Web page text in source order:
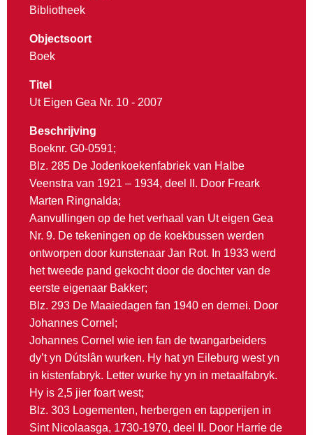
Bibliotheek
Objectsoort
Boek
Titel
Ut Eigen Gea Nr. 10 - 2007
Beschrijving
Boeknr. G0-0591;
Blz. 285 De Jodenkoekenfabriek van Halbe
Veenstra van 1921 – 1934, deel II. Door Freark
Marten Ringnalda;
Aanvullingen op de het verhaal van Ut eigen Gea
Nr. 9. De tekeningen op de koekbussen werden
ontworpen door kunstenaar Jan Rot. In 1933 werd
het tweede pand gekocht door de dochter van de
eerste eigenaar Bakker;
Blz. 293 De Maaiedagen fan 1940 en dernei. Door
Johannes Cornel;
Johannes Cornel wie ien fan de twangarbeiders
dy’t yn Dútslân wurken. Hy hat yn Eileburg west yn
in kistenfabryk. Letter wurke hy yn in metaalfabryk.
Hy is 2,5 jier foart west;
Blz. 303 Logementen, herbergen en tapperijen in
Sint Nicolaasga, 1730-1970, deel II. Door Harrie de